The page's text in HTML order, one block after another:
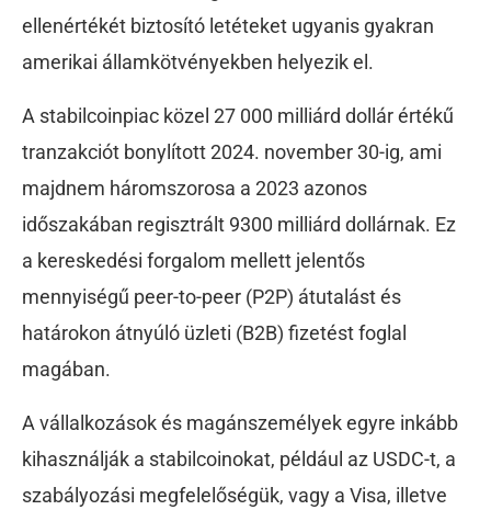
ellenértékét biztosító letéteket ugyanis gyakran
amerikai államkötvényekben helyezik el.
A stabilcoinpiac közel 27 000 milliárd dollár értékű
tranzakciót bonylított 2024. november 30-ig, ami
majdnem háromszorosa a 2023 azonos
időszakában regisztrált 9300 milliárd dollárnak. Ez
a kereskedési forgalom mellett jelentős
mennyiségű peer-to-peer (P2P) átutalást és
határokon átnyúló üzleti (B2B) fizetést foglal
magában.
A vállalkozások és magánszemélyek egyre inkább
kihasználják a stabilcoinokat, például az USDC-t, a
szabályozási megfelelőségük, vagy a Visa, illetve